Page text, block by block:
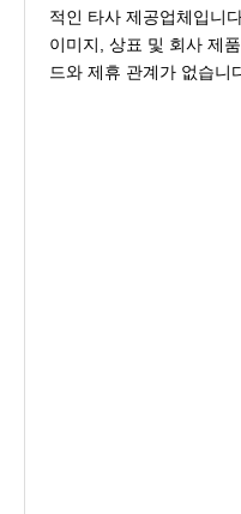
적인 타사 제공업체입니
이미지, 상표 및 회사 제
드와 제휴 관계가 없습니